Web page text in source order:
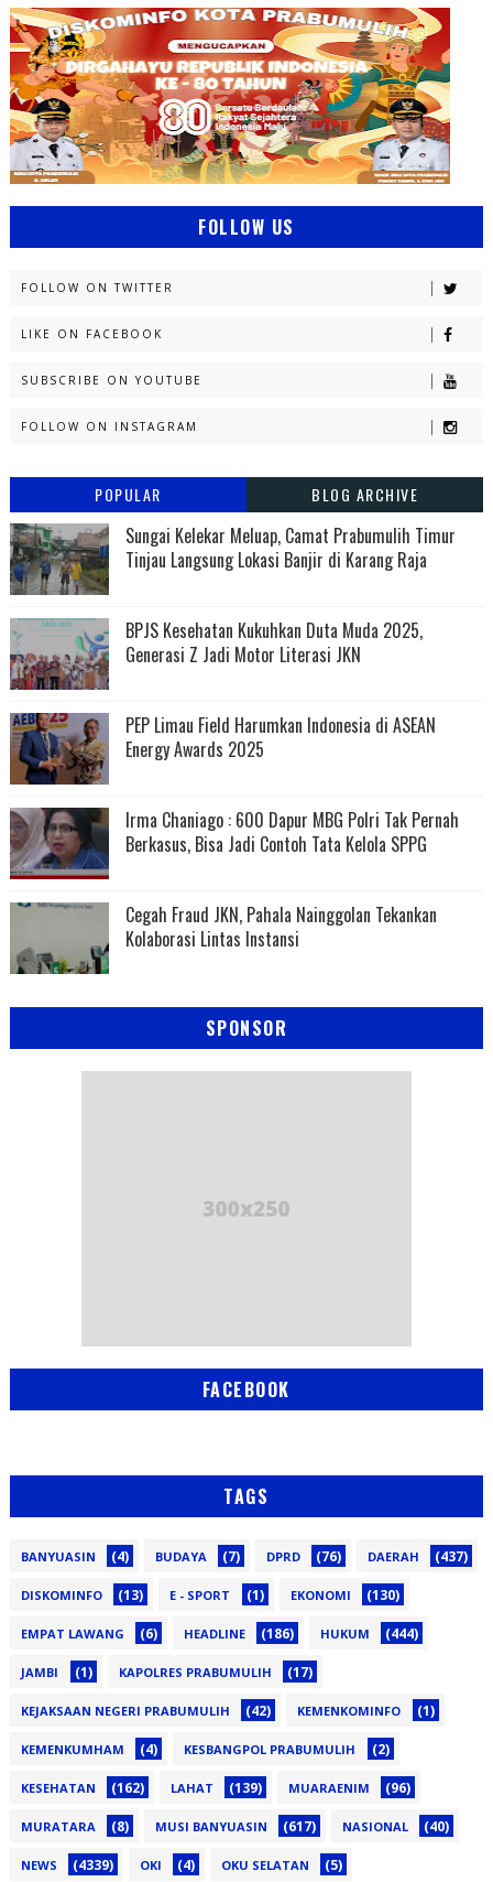
FOLLOW US
FOLLOW ON TWITTER
LIKE ON FACEBOOK
SUBSCRIBE ON YOUTUBE
FOLLOW ON INSTAGRAM
POPULAR BLOG ARCHIVE
Sungai Kelekar Meluap, Camat Prabumulih Timur
Tinjau Langsung Lokasi Banjir di Karang Raja
BPJS Kesehatan Kukuhkan Duta Muda 2025,
Generasi Z Jadi Motor Literasi JKN
PEP Limau Field Harumkan Indonesia di ASEAN
Energy Awards 2025
Irma Chaniago : 600 Dapur MBG Polri Tak Pernah
Berkasus, Bisa Jadi Contoh Tata Kelola SPPG
Cegah Fraud JKN, Pahala Nainggolan Tekankan
Kolaborasi Lintas Instansi
SPONSOR
FACEBOOK
TAGS
BANYUASIN (4) BUDAYA (7) DPRD (76) DAERAH (437)
DISKOMINFO (13) E - SPORT (1) EKONOMI (130)
EMPAT LAWANG (6) HEADLINE (186) HUKUM (444)
JAMBI (1) KAPOLRES PRABUMULIH (17)
KEJAKSAAN NEGERI PRABUMULIH (42) KEMENKOMINFO (1)
KEMENKUMHAM (4) KESBANGPOL PRABUMULIH (2)
KESEHATAN (162) LAHAT (139) MUARAENIM (96)
MURATARA (8) MUSI BANYUASIN (617) NASIONAL (40)
NEWS (4339) OKI (4) OKU SELATAN (5)